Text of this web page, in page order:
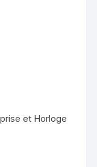
et Horloge